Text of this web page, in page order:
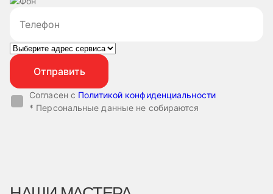
Согласен с Политикой конфиденциальности
* Персональные данные не собираются